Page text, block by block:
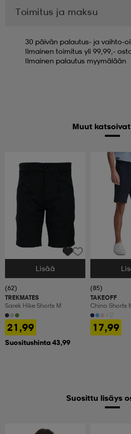
Toimitus ja maksu
30 päivän palautus- ja vaihto-
Ilmainen toimitus yli 99,99,-
Ilmainen palautus myymälään
Muut
Valitse Koko
Lisää
(62)
TREKMATES
Sarek Hike Shorts M
21,99
Suositushinta 43,99
Valitse
(85)
TAKEOFF
Chino Shorts
17,99
Suosittu lisäys